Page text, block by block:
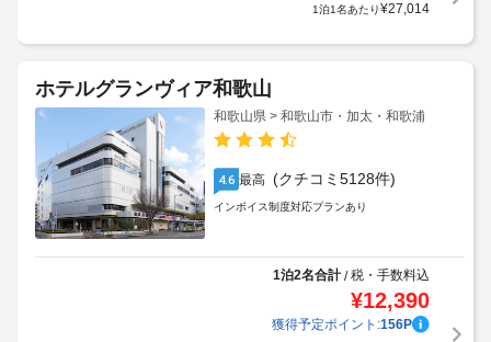
1泊1名あたり¥27,014
ホテルグランヴィア和歌山
和歌山県 > 和歌山市・加太・和歌浦
4.6 最高 (クチコミ5128件)
インボイス制度対応プランあり
1泊2名合計/税・手数料込
¥12,390
獲得予定ポイント:156P